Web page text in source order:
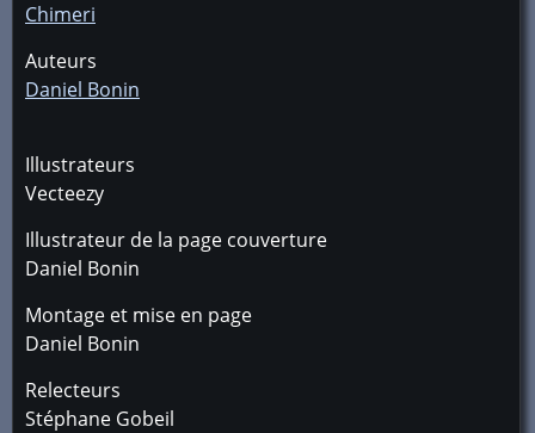
Chimeri
Auteurs
Daniel Bonin
Illustrateurs
Vecteezy
Illustrateur de la page couverture
Daniel Bonin
Montage et mise en page
Daniel Bonin
Relecteurs
Stéphane Gobeil